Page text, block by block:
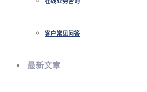
在线业务咨询
客户常见问答
最新文章